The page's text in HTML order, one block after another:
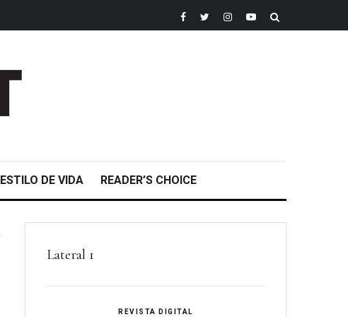
ESTILO DE VIDA READER’S CHOICE
Lateral 1
REVISTA DIGITAL